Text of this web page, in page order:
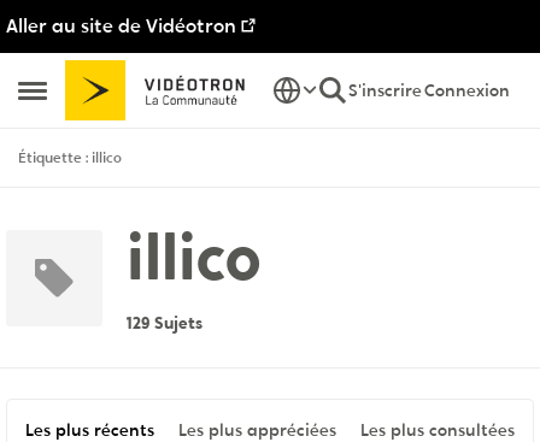
Aller au site de Vidéotron
Ouvrir Menu Latéral
Passer au contenu
S'inscrireConnexion
Étiquette : illico
illico
129 Sujets
Les plus récents Les plus appréciées Les plus consultées